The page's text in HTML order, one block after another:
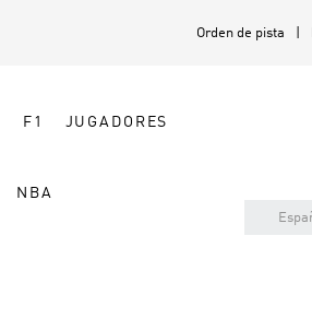
Orden de pista
F1 JUGADORES
NBA